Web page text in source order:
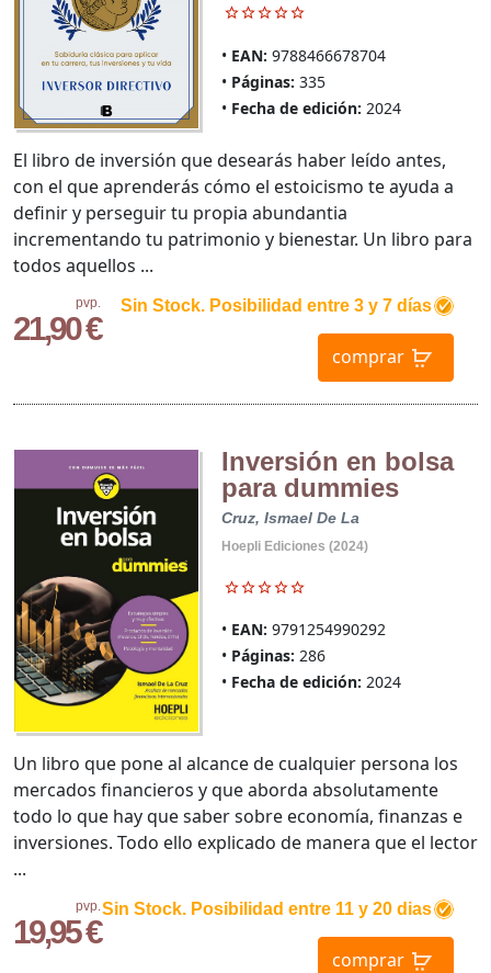
EAN: 9788466678704
Páginas: 335
Fecha de edición: 2024
pvp.
21,90 €
Sin Stock. Posibilidad entre 3 y 7 días
comprar
El libro de inversión que desearás haber leído antes,
con el que aprenderás cómo el estoicismo te ayuda a
definir y perseguir tu propia abundantia
incrementando tu patrimonio y bienestar. Un libro para
todos aquellos ...
Inversión en bolsa
para dummies
Cruz, Ismael De La
Hoepli Ediciones (2024)
EAN: 9791254990292
Páginas: 286
Fecha de edición: 2024
pvp.
19,95 €
Sin Stock. Posibilidad entre 11 y 20 dias
comprar
Un libro que pone al alcance de cualquier persona los
mercados financieros y que aborda absolutamente
todo lo que hay que saber sobre economía, finanzas e
inversiones. Todo ello explicado de manera que el lector
...